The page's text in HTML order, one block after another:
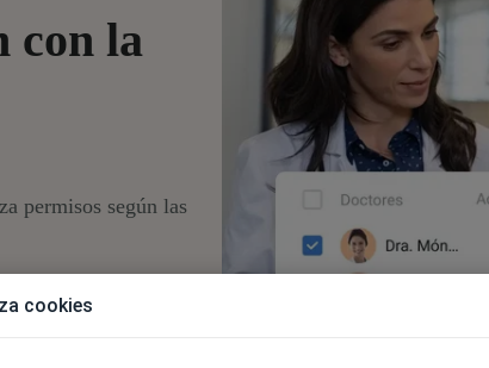
con la
permisos según las
cookies